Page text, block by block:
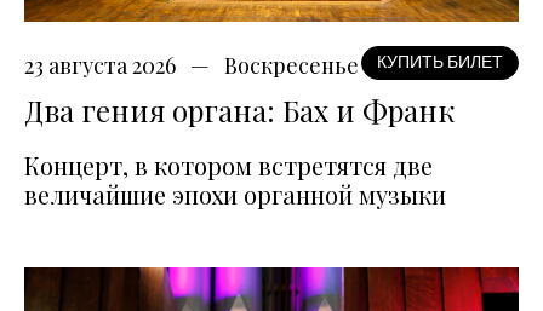
23 августа 2026 Воскресенье КУПИТЬ БИЛЕТ
Два гения органа: Бах и Франк
Концерт, в котором встретятся две
величайшие эпохи органной музыки